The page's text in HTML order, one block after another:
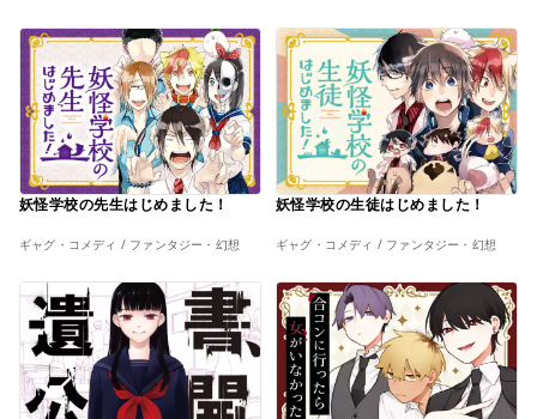
妖怪学校の先生はじめました！
ギャグ・コメディ / ファンタジー・幻想
妖怪学校の生徒はじめました！
ギャグ・コメディ / ファンタジー・幻想